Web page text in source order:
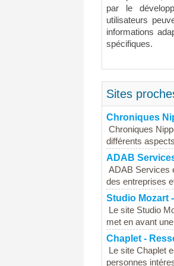
par le
utilisateurs
informations
spécifiques.
Sites
Chroniques
Chroniques
différents
ADAB
ADAB Services
des entreprises
Studio Mozart
Le site Studio
met en avant
Chaplet -
Le site Chaplet
personnes